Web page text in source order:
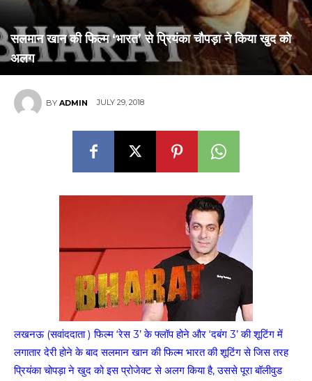
सलमान खान की फिल्म ‘भारत’ से प्रियंका चौपड़ा ने किया खुद को
अलग
BY ADMIN JULY 29, 2018
लखनऊ (सवांददाता ) फिल्म ‘रेस 3’ के फ्लॉप होने और ‘दबंग 3’ की शूटिंग में
लगातार देरी होने के बाद सलमान खान की फिल्म भारत की शूटिंग से जिस तरह
प्रियंका चोपड़ा ने खुद को इस प्रोजेक्ट से अलग किया है, उससे पूरा बॉलीवुड